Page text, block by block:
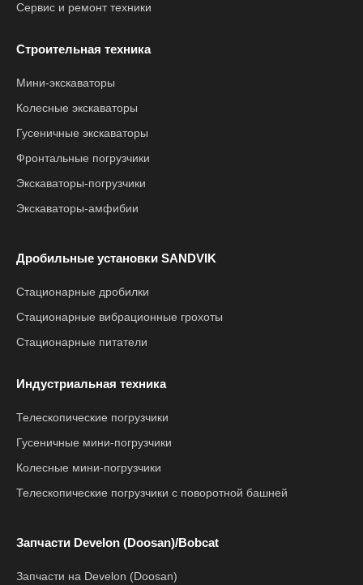
Сервис и ремонт техники
Строительная техника
Мини-экскаваторы
Колесные экскаваторы
Гусеничные экскаваторы
Фронтальные погрузчики
Экскаваторы-погрузчики
Экскаваторы-амфибии
Дробильные установки SANDVIK
Стационарные дробилки
Стационарные вибрационные грохоты
Стационарные питатели
Индустриальная техника
Телескопические погрузчики
Гусеничные мини-погрузчики
Колесные мини-погрузчики
Телескопические погрузчики с поворотной башней
Запчасти Develon (Doosan)/Bobcat
Запчасти на Develon (Doosan)